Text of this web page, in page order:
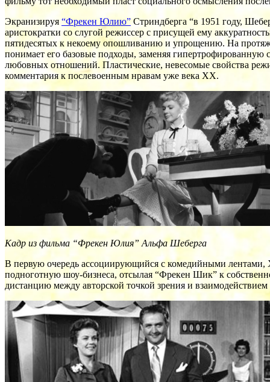
Экранизируя “Фрекен Юлию” Стриндберга “в 1951 году,
аристократки со слугой режиссер с присущей ему
пятидесятых к некоему опошливанию и упрощению. На
понимает его базовые подходы, заменяя гипертрофированную
любовных отношений. Пластические, невесомые свойства
комментария к послевоенным нравам уже века ХХ.
Кадр из фильма “Фрекен Юлия” Альфа Шеберга
В первую очередь ассоциирующийся с комедийными лентами,
подноготную шоу-бизнеса, отсылая “Фрекен Шик” к
дистанцию между авторской точкой зрения и